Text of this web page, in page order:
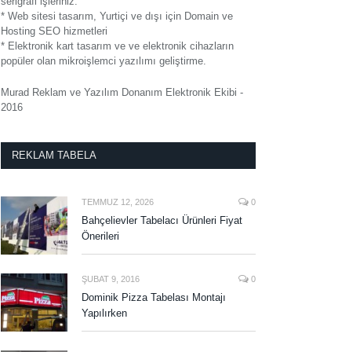
* Web sitesi tasarım, Yurtiçi ve dışı için Domain ve
Hosting SEO hizmetleri
* Elektronik kart tasarım ve ve elektronik cihazların
popüler olan mikroişlemci yazılımı geliştirme.
Murad Reklam ve Yazılım Donanım Elektronik Ekibi -
2016
REKLAM TABELA
TEMMUZ 12, 2026 0
Bahçelievler Tabelacı Ürünleri Fiyat
Önerileri
ŞUBAT 9, 2016 0
Dominik Pizza Tabelası Montajı
Yapılırken